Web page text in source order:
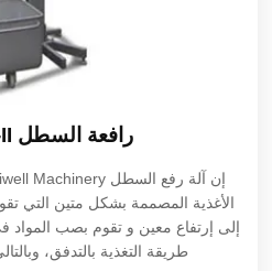
رافعة السطل TSJ200-II
الأغذية المصممة بشكل متين التي
إلى إرتفاع معين و تقوم بصب المواد
طريقة التغذية بالتدفق،